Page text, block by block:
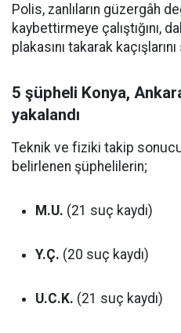
Polis, zanlıların güzergâh
kaybettirmeye çalıştığını,
plakasını takarak
5 şüpheli Konya,
yakalandı
Teknik ve fiziki takip
belirlenen şüphelilerin;
M.U. (21 suç kaydı)
Y.Ç. (20 suç kaydı)
U.C.K. (21 suç kaydı)